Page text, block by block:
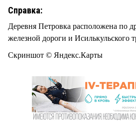
Справка:
Деревня Петровка расположена по
железной дороги и Исилькульского
Скриншот © Яндекс.Карты